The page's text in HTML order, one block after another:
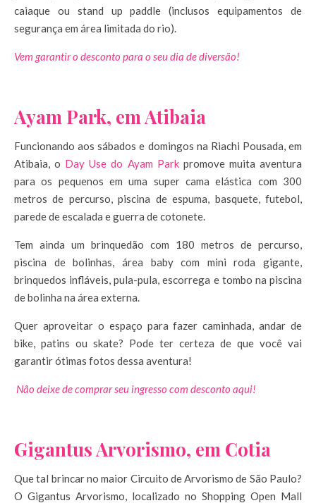
caiaque ou stand up paddle (inclusos equipamentos de
segurança em área limitada do rio).
Vem garantir o desconto para o seu dia de diversão!
Ayam Park, em Atibaia
Funcionando aos sábados e domingos na Riachi Pousada, em
Atibaia, o Day Use do Ayam Parkpromove muita aventura
para os pequenos em uma super cama elástica com 300
metros de percurso, piscina de espuma, basquete, futebol,
parede de escalada e guerra de cotonete.
Tem ainda um brinquedão com 180 metros de percurso,
piscina de bolinhas, área baby com mini roda gigante,
brinquedos infláveis, pula-pula, escorrega e tombo na piscina
de bolinha na área externa.
Quer aproveitar o espaço para fazer caminhada, andar de
bike, patins ou skate? Pode ter certeza de que você vai
garantir ótimas fotos dessa aventura!
Não deixe de comprar seu ingresso com desconto aqui!
Gigantus Arvorismo, em Cotia
Que tal brincar no maior Circuito de Arvorismo de São Paulo?
O Gigantus Arvorismo, localizado no Shopping Open Mall